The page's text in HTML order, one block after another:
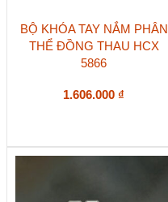
BỘ KHÓA TAY NẮM PHÂN
THỂ ĐỒNG THAU HCX
5866
1.606.000 ₫